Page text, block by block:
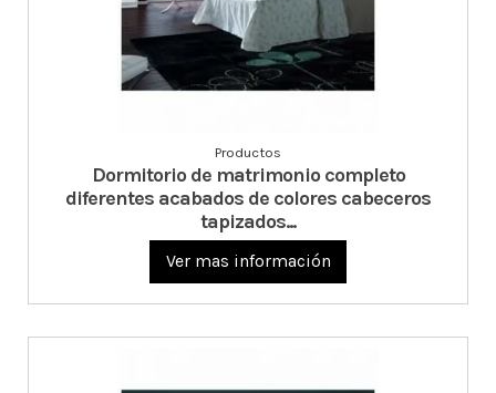
Productos
Dormitorio de matrimonio completo
diferentes acabados de colores cabeceros
tapizados...
Ver mas información